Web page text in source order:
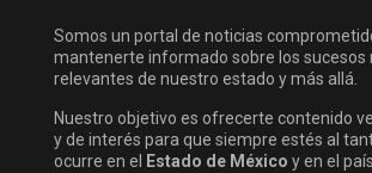
Somos un portal de noticias
mantenerte informado sobre los sucesos
relevantes de nuestro estado y más allá.
Nuestro objetivo es ofrecerte contenido
y de interés para que siempre estés al
ocurre en el
Estado de México y en el